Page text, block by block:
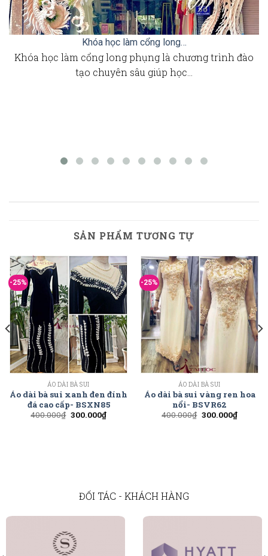
Khóa học làm cổng long…
Khóa học làm cổng long phụng là chương trình đào
tạo chuyên sâu giúp học…
SẢN PHẨM TƯƠNG TỰ
-25%
ÁO DÀI BÀ SUI
Áo dài bà sui xanh đen đính
đá cao cấp- BSXN85
400.000₫ 300.000₫
-25%
ÁO DÀI BÀ SUI
Áo dài bà sui vàng ren hoa
nổi- BSVR62
400.000₫ 300.000₫
ĐỐI TÁC - KHÁCH HÀNG